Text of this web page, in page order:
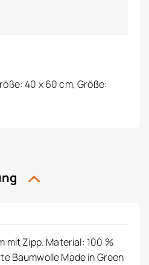
40 x 60 cm, Größe:
mit Zipp. Material: 100 %
Baumwolle Made in Green